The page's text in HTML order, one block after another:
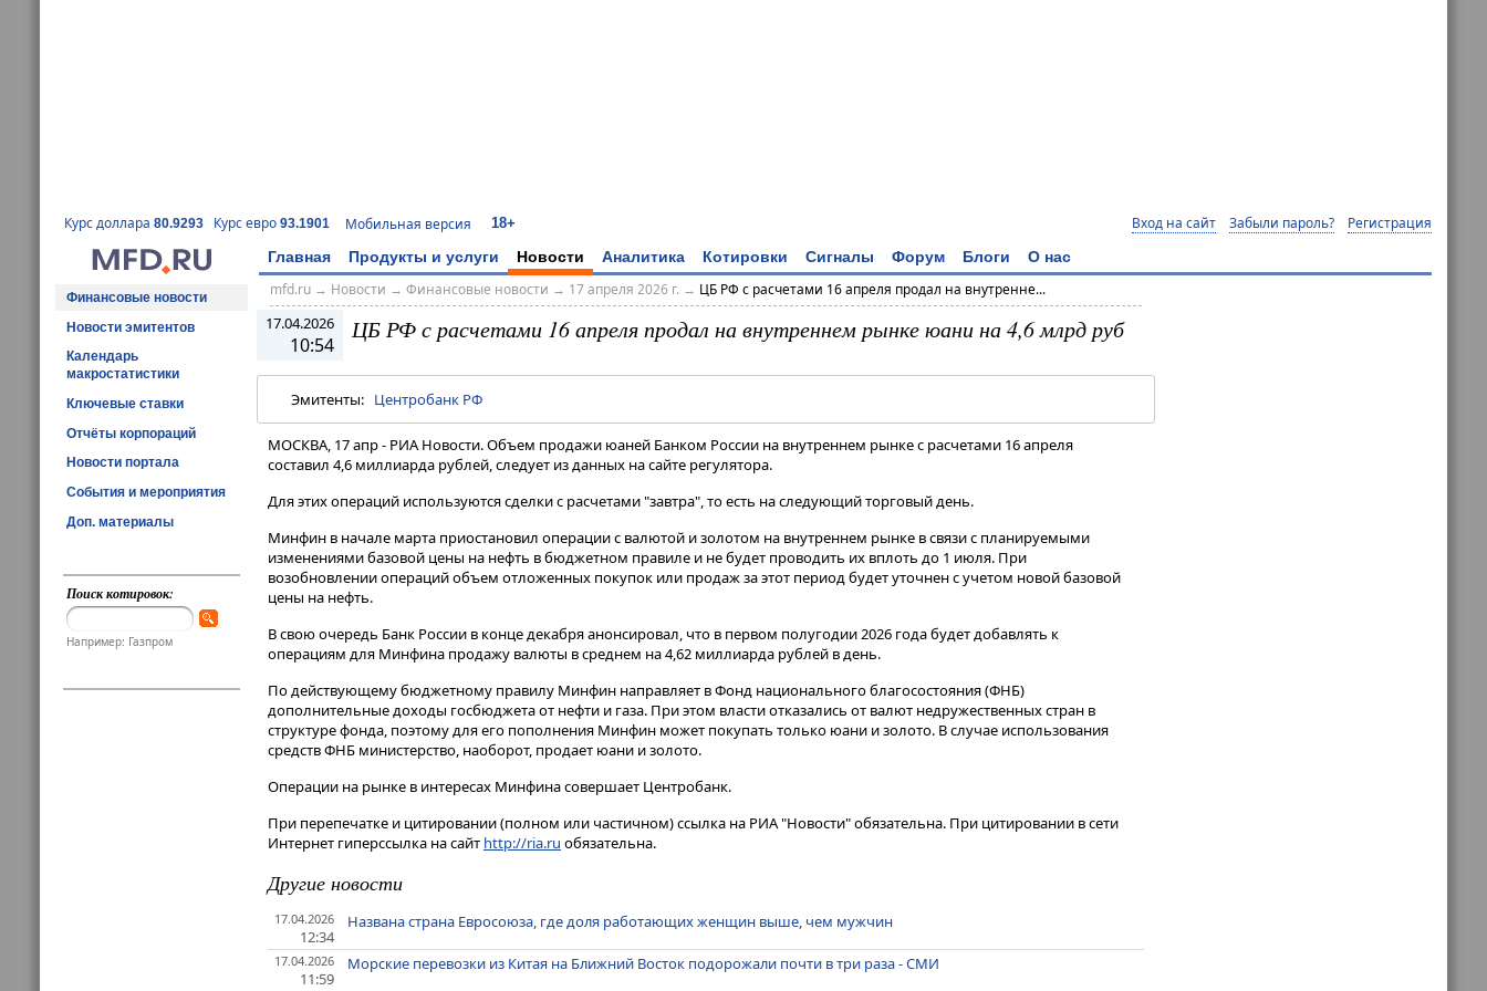
Курс доллара 80.9293 Курс евро 93.1901 Мобильная версия 18+ Вход на сайт Забыли пароль? Регистрация
Главная Продукты и услуги Новости Аналитика Котировки Сигналы Форум Блоги О нас
Финансовые новости
Новости эмитентов
Календарь
макростатистики
Ключевые ставки
Отчёты корпораций
Новости портала
События и мероприятия
Доп. материалы
Поиск котировок:
Например: Газпром
mfd.ru→ Новости → Финансовые новости → 17 апреля 2026 г. → ЦБ РФ с расчетами 16 апреля продал на внутренне...
17.04.2026
10:54
ЦБ РФ с расчетами 16 апреля продал на внутреннем рынке юани на 4,6 млрд руб
Эмитенты: Центробанк РФ
МОСКВА, 17 апр - РИА Новости. Объем продажи юаней Банком России на внутреннем рынке с расчетами 16 апреля
составил 4,6 миллиарда рублей, следует из данных на сайте регулятора.
Для этих операций используются сделки с расчетами "завтра", то есть на следующий торговый день​​​.
Минфин в начале марта приостановил операции с валютой и золотом на внутреннем рынке в связи с планируемыми
изменениями базовой цены на нефть в бюджетном правиле и не будет проводить их вплоть до 1 июля. При
возобновлении операций объем отложенных покупок или продаж за этот период будет уточнен с учетом новой базовой
цены на нефть.
В свою очередь Банк России в конце декабря анонсировал, что в первом полугодии 2026 года будет добавлять к
операциям для Минфина продажу валюты в среднем на 4,62 миллиарда рублей в день.
По действующему бюджетному правилу Минфин направляет в Фонд национального благосостояния (ФНБ)
дополнительные доходы госбюджета от нефти и газа. При этом власти отказались от валют недружественных стран в
структуре фонда, поэтому для его пополнения Минфин может покупать только юани и золото. В случае использования
средств ФНБ министерство, наоборот, продает юани и золото.
Операции на рынке в интересах Минфина совершает Центробанк.
При перепечатке и цитировании (полном или частичном) ссылка на РИА "Новости" обязательна. При цитировании в сети
Интернет гиперссылка на сайт http://ria.ru обязательна.
Другие новости
17.04.2026
12:34
Названа страна Евросоюза, где доля работающих женщин выше, чем мужчин
17.04.2026
11:59
Морские перевозки из Китая на Ближний Восток подорожали почти в три раза - СМИ